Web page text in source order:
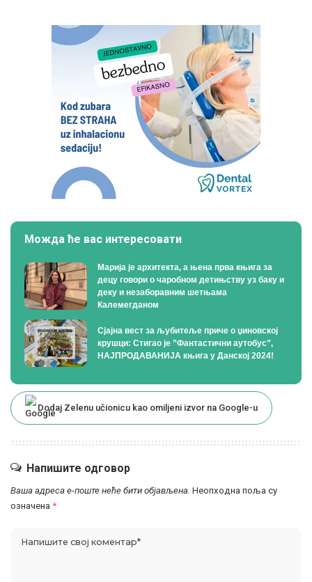
Можда ће вас интересовати
Марија је архитекта, а њена прва књига за
децу говори о чаробном детињству уз баку и
деку и незаборавним шетњама
Калемегданом
Сјајна вест за љубитеље приче о џиновској
крушци: Стигао је ”Фантастични аутобус”,
НАЈПРОДАВАНИЈА књига у Данској 2024!
Dodaj Zelenu učionicu kao omiljeni izvor na Google-u
Напишите одговор
Ваша адреса е-поште неће бити објављена. Неопходна поља су
означена *